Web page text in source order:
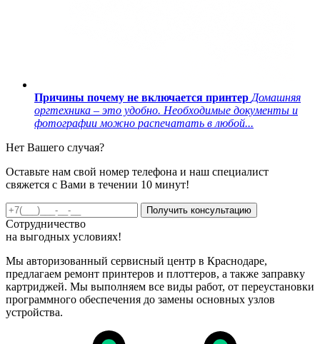
Причины почему не включается принтер Домашняя
оргтехника – это удобно. Необходимые документы и
фотографии можно распечатать в любой...
Нет Вашего случая?
Оставьте нам свой номер телефона и наш специалист
свяжется с Вами в течении 10 минут!
Получить консультацию
Сотрудничество
на выгодных условиях!
Мы авторизованный сервисный центр в Краснодаре,
предлагаем ремонт принтеров и плоттеров, а также заправку
картриджей. Мы выполняем все виды работ, от переустановки
программного обеспечения до замены основных узлов
устройства.